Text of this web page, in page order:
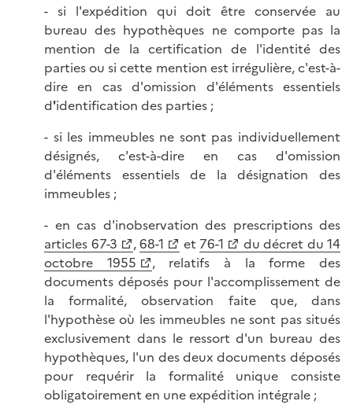
- si l'expédition qui doit être conservée au
bureau des hypothèques ne comporte pas la
mention de la certification de l'identité des
parties ou si cette mention est irrégulière, c'est-à-
dire en cas d'omission d'éléments essentiels
d'identification des parties ;
- si les immeubles ne sont pas individuellement
désignés, c'est-à-dire en cas d'omission
d'éléments essentiels de la désignation des
immeubles ;
- en cas d'inobservation des prescriptions des
articles 67-3
,68-1 et 76-1
du décret du 14
octobre 1955
, relatifs à la forme des
documents déposés pour l'accomplissement de
la formalité, observation faite que, dans
l'hypothèse où les immeubles ne sont pas situés
exclusivement dans le ressort d'un bureau des
hypothèques, l'un des deux documents déposés
pour requérir la formalité unique consiste
obligatoirement en une expédition intégrale ;